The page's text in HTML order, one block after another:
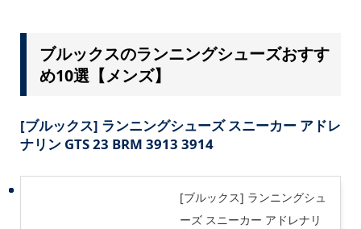
ブルックスのランニングシューズおすす
め10選【メンズ】
[ブルックス] ランニングシューズ スニーカー アドレ
ナリン GTS 23 BRM 3913 3914
[ブルックス] ランニングシュ
ーズ スニーカー アドレナリ